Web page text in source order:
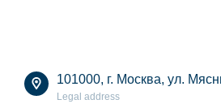
101000, г. Москва, ул.
Legal address